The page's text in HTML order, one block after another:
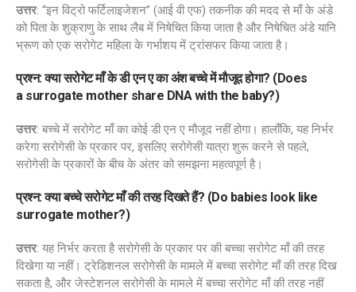
उत्तर: “इन विट्रो फर्टिलाइजेशन” (आई वी एफ) तकनीक की मदद से माँ के अंडे
को पिता के शुक्राणु के साथ लैब में निषेचित किया जाता है और निषेचित अंडे यानि
भ्रूण को एक सरोगेट महिला के गर्भाशय में ट्रांसफर किया जाता है।
प्रश्न: क्या सरोगेट माँ के डी एन ए का अंश बच्चे में मौजूद होगा? (Does
a surrogate mother share DNA with the baby?)
उत्तर: बच्चे में सरोगेट माँ का कोई डी एन ए मौजूद नहीं होगा। हालाँकि, यह निर्भर
करेगा सरोगेसी के प्रकार पर, इसलिए सरोगेसी यात्रा शुरू करने से पहले,
सरोगेसी के प्रकारों के बीच के अंतर को समझना महत्वपूर्ण है।
प्रश्न: क्या बच्चे सरोगेट माँ की तरह दिखते हैं? (Do babies look like
surrogate mother?)
उत्तर: यह निर्भर करता है सरोगेसी के प्रकार पर की बच्चा सरोगेट माँ की तरह
दिखेगा या नहीं। ट्रेडिशनल सरोगेसी के मामले में बच्चा सरोगेट माँ की तरह दिख
सकता है, और जेस्टेशनल सरोगेसी के मामले में बच्चा सरोगेट माँ की तरह नहीं